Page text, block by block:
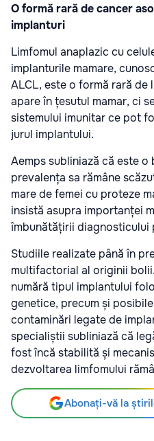
O formă rară de cancer
implanturi
Limfomul anaplazic cu
implanturile mamare,
ALCL, este o formă rară
apare în țesutul mamar, ci
sistemului imunitar ce pot
jurul implantului.
Aemps subliniază că este
prevalența sa rămâne
mare de femei cu proteze
insistă asupra importanței
îmbunătățirii diagnosticului
Studiile realizate până în
multifactorial al originii
numără tipul implantului
genetice, precum și
contaminări legate de
specialiștii subliniază că
fost încă stabilită și
dezvoltarea limfomului
Abonați-vă la